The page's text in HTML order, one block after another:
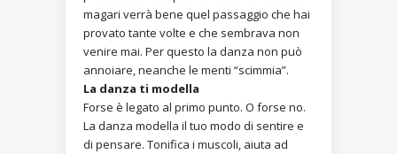
magari verrà bene quel passaggio che hai
provato tante volte e che sembrava non
venire mai. Per questo la danza non può
annoiare, neanche le menti “scimmia”.
La danza ti modella
Forse è legato al primo punto. O forse no.
La danza modella il tuo modo di sentire e
di pensare. Tonifica i muscoli, aiuta ad